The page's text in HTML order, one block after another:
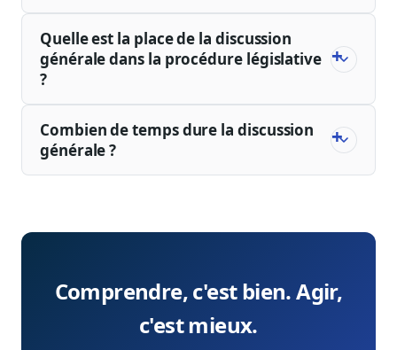
Quelle est la place de la discussion
générale dans la procédure législative
?
Combien de temps dure la discussion
générale ?
Comprendre, c'est bien. Agir,
c'est mieux.